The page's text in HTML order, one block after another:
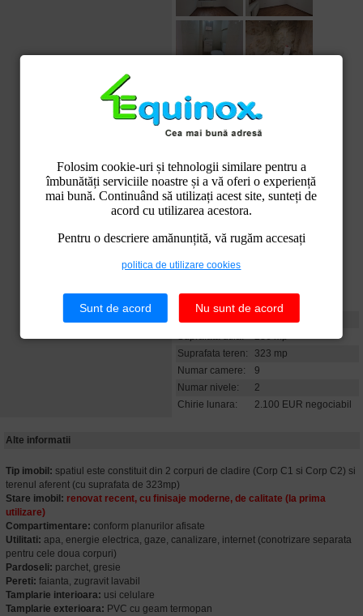
Folosim cookie-uri și tehnologii similare pentru a
îmbunătăți serviciile noastre și a vă oferi o experiență
mai bună. Continuând să utilizați acest site, sunteți de
acord cu utilizarea acestora.
Pentru o descriere amănunțită, vă rugăm accesați
politica de utilizare cookies
Sunt de acord Nu sunt de acord
Caracteristici
Suprafata utila:
286 mp
Suprafata teren:
323 mp
Numar camere:
9
Numar nivele:
2
Chirie lunara:
2.100 EUR negociabil
Alte informatii
Tip imobil: spatiul este constituit din 2 corpuri de cladire (Corp C1 si Corp C2) si
terenul aferent (cu suprafata de 323mp)
Stare imobil: renovat recent, cu finisaje moderne, de calitate (la prima
utilizare)
Compartimentare: conform planurilor afisate
Utilitati: apa, energie electrica, gaze, canalizare, internet (conotrizare separata
pentru cele doua corpuri)
Pardoseli: parchet, gresie
Pereti: faianta, zugravit lavabil
Tamplarie interioara: usi celulare
Tamplarie exterioara: PVC cu geam termopan